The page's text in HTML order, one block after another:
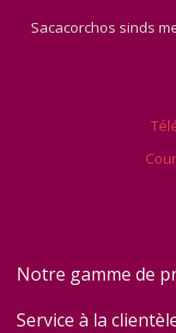
Sacacorchos sinds
Notre gamme de
Service à la